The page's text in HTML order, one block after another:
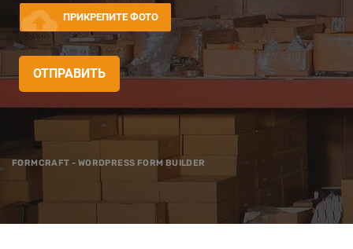
cloud_upload ПРИКРЕПИТЕ ФОТО
ОТПРАВИТЬ
FORMCRAFT - WORDPRESS FORM BUILDER